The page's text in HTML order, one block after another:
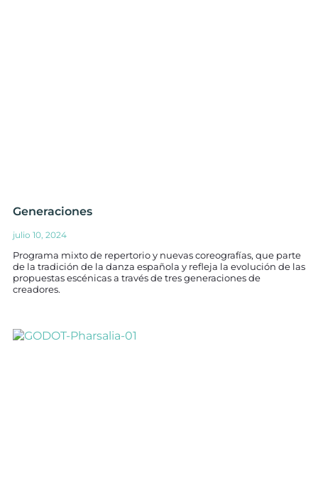
Generaciones
julio 10, 2024
Programa mixto de repertorio y nuevas coreografías, que parte
de la tradición de la danza española y refleja la evolución de las
propuestas escénicas a través de tres generaciones de
creadores.